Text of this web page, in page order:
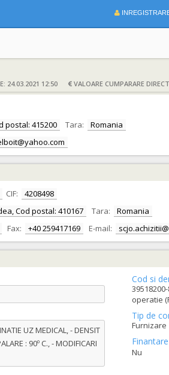
24.03.2021 12:50 VALOARE CUMPARARE
postal: 415200 Tara:
Romania
CIF:
4208498
Cod postal: 410167 Tara:
Romania
Fax: +40 259417169 E-mail:
UZ MEDICAL, - DENSIT
: 90º C., - MODIFICARI
Cod si
operatie
Tip de
Furnizare
Nu